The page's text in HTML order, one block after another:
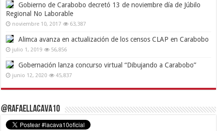
Gobierno de Carabobo decretó 13 de noviembre día de Júbilo
Regional No Laborable
noviembre 10, 2017 63,387
Alimca avanza en actualización de los censos CLAP en Carabobo
julio 1, 2019 56,856
Gobernación lanza concurso virtual “Dibujando a Carabobo”
junio 12, 2020 45,837
@RafaelLacava10